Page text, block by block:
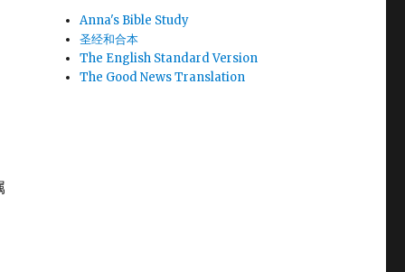
Anna's Bible Study
圣经和合本
The English Standard Version
The Good News Translation